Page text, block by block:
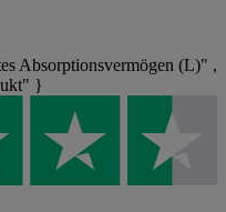
Absorptionsvermögen (L)" ,
}